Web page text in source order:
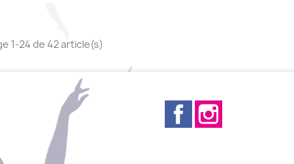
1-24 de 42 article(s)
Facebook